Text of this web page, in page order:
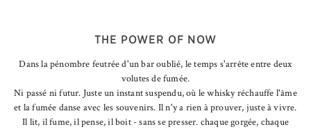
THE POWER OF NOW
Dans la pénombre feutrée d'un bar oublié, le temps s'arrête entre deux
volutes de fumée.
Ni passé ni futur. Juste un instant suspendu, où le whisky réchauffe l'âme
et la fumée danse avec les souvenirs. Il n'y a rien à prouver, juste à vivre.
Il lit, il fume, il pense, il boit - sans se presser. chaque gorgée, chaque